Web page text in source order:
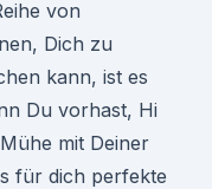
von
Dich zu
kann, ist es
Du vorhast, Hi
mit Deiner
für dich perfekte